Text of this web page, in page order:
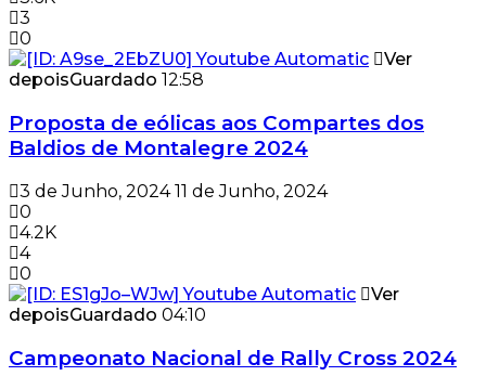
3
0
Ver
depoisGuardado 12:58
Proposta de eólicas aos Compartes dos
Baldios de Montalegre 2024
3 de Junho, 2024 11 de Junho, 2024
0
4.2K
4
0
Ver
depoisGuardado 04:10
Campeonato Nacional de Rally Cross 2024